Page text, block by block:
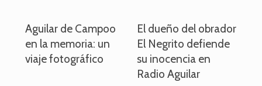
Aguilar de Campoo
en la memoria: un
viaje fotográfico
El dueño del obrador
El Negrito defiende
su inocencia en
Radio Aguilar